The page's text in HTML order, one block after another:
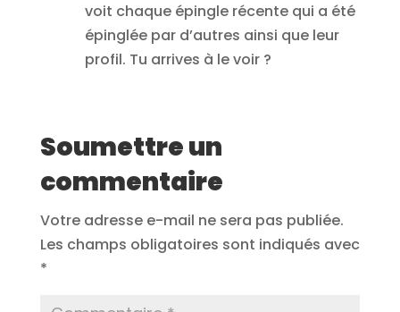
voit chaque épingle récente qui a été
épinglée par d’autres ainsi que leur
profil. Tu arrives à le voir ?
Soumettre un
commentaire
Votre adresse e-mail ne sera pas publiée.
Les champs obligatoires sont indiqués avec
*